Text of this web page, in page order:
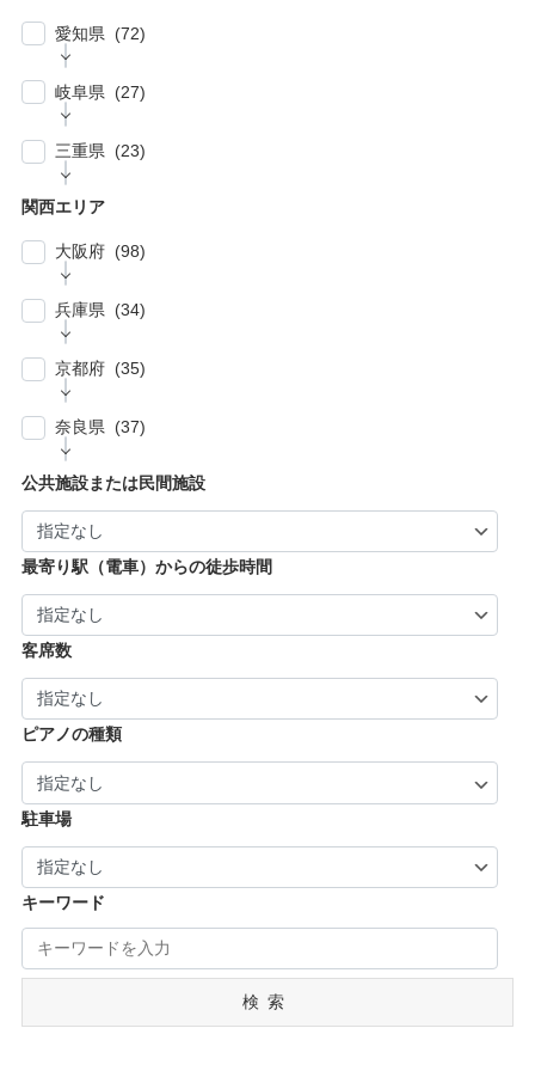
| … 中野区・杉並区 (13)
| … 北区・台東区・足立区・荒川区 (24)
| … 八王子市・武蔵野市・三鷹市・日野市・西
福生市・あきる野市・羽村市 (8)
| … 比企郡・入間郡・入間市・秩父市・秩父
| … 川口市・越谷市・川越市 (14)
| … 朝霞市・上尾市・志木市 (6)
| … 浦安市・市原市・八千代市・佐倉市 (14)
| … 野田市・成田市・木更津市・茂原市・我孫
愛知県 (72)
| … 名古屋市 (27)
| … 稲沢市/・尾張旭市・瀬戸市・日進市 (10)
| … 豊明市・東海市・大府市・刈谷市 (7)
| … 知立市・安城市・豊田市・岡崎市 (12)
岐阜県 (27)
| … 岐阜市・大垣市 (10)
川市 (5)
三重県 (23)
| … 津市・四日市市 (9)
| … 鈴鹿市・松阪市・桑名市 (8)
| … 伊勢市・志摩市 (3)
関西エリア
大阪府 (98)
| … 大阪市 ・堺市 (61)
| … 豊中市・吹田市 ・高槻市・茨木市 (15)
| … 八尾市・寝屋川市・岸和田市・守口市 (5)
河内長野市 (3)
兵庫県 (34)
| … 神戸市・芦屋市 (15)
| … 姫路市・明石市・伊丹市 (8)
| … 加古川市・川西市 (4)
京都府 (35)
| … 京都市・宇治市 (16)
市・京丹後市 (6)
| … 福知山市・城陽市・京田辺市・木津川市 (9)
| … 長岡京市・亀岡市・舞鶴市 (4)
奈良県 (37)
| … 奈良市・橿原市・生駒市・生駒郡 (21)
| … 葛城市・平群町・王寺町・大和高田市 (6)
| … 御所市・五條市・宇陀市 (3)
公共施設または民間施設
最寄り駅（電車）からの徒歩時間
客席数
ピアノの種類
駐車場
キーワード
検索